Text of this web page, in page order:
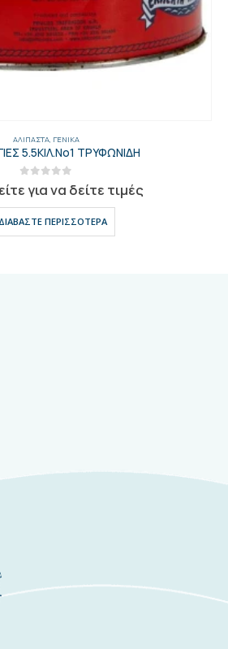
ΑΛΊΠΑΣΤΑ, ΓΕΝΙΚΑ
5.5ΚΙΛ.Νο1 ΤΡΥΦΩΝΙΔΗ
out of 5
για να δείτε τιμές
ΔΙΑΒΆΣΤΕ ΠΕΡΙΣΣΌΤΕΡΑ